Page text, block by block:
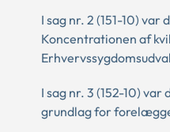
I sag nr. 2 (151-10)
Koncentrationen af
I sag nr. 3 (152-10)
grundlag for